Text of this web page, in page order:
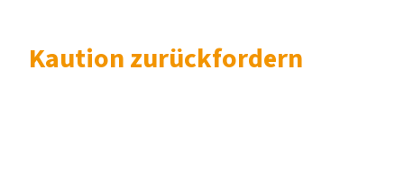
Kaution zurückfordern